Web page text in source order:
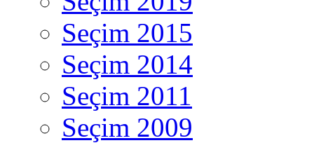
Seçim 2015
Seçim 2014
Seçim 2011
Seçim 2009